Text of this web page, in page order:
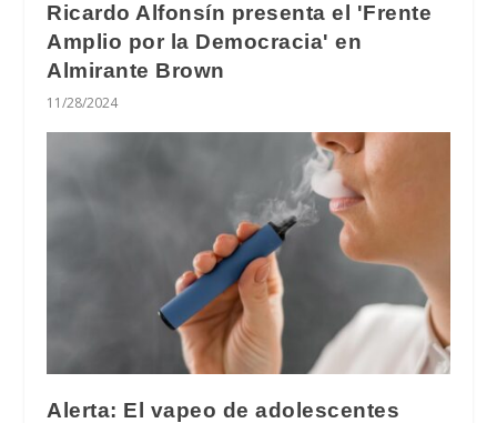
Ricardo Alfonsín presenta el 'Frente
Amplio por la Democracia' en
Almirante Brown
11/28/2024
Alerta: El vapeo de adolescentes